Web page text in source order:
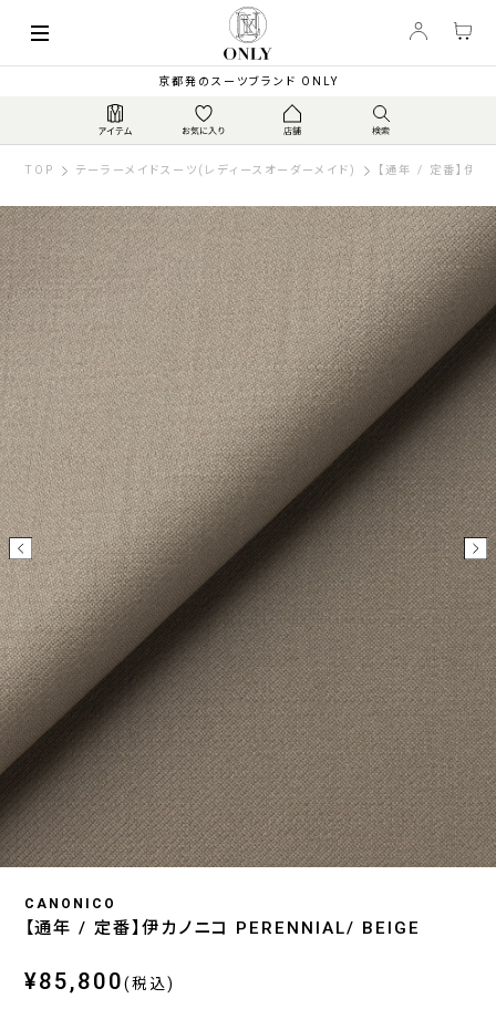
京都発のスーツブランド ONLY
TOP テーラーメイドスーツ(レディースオーダーメイド) 【通年 / 定番】伊
CANONICO
【通年 / 定番】伊カノニコ PERENNIAL/ BEIGE
¥85,800(税込)